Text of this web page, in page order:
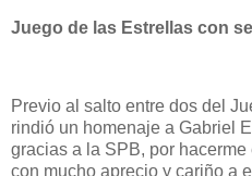
Juego de las Estrellas con
Previo al salto entre dos del
rindió un homenaje a Gabriel
gracias a la SPB, por
con mucho aprecio y cariño a